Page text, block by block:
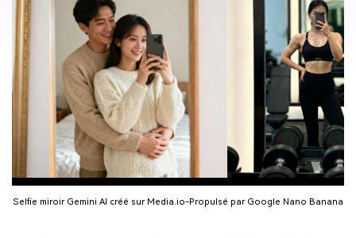
Selfie miroir Gemini AI créé sur Media.io-Propulsé par Google Nano Banana